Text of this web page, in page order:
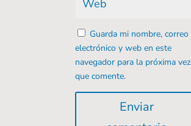
Guarda mi nombre, correo
electrónico y web en este
navegador para la próxima vez
que comente.
Enviar